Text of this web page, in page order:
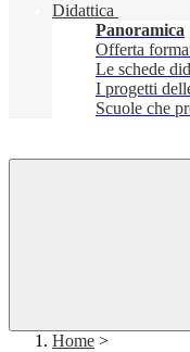
Didattica
Panoramica
Offerta
Le schede
I progetti
Scuole che
Home >